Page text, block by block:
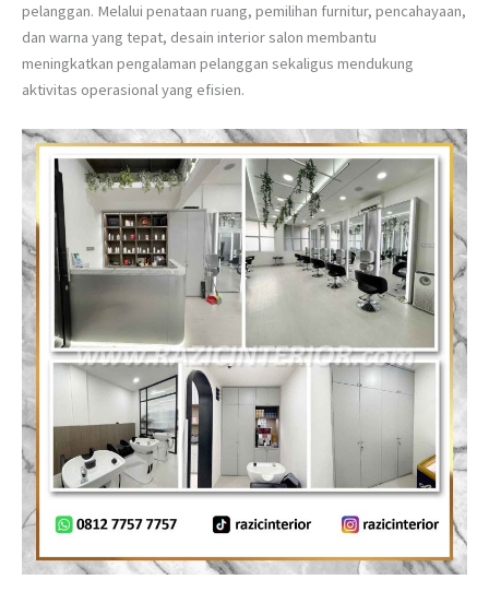
pelanggan. Melalui penataan ruang, pemilihan furnitur, pencahayaan,
dan warna yang tepat, desain interior salon membantu
meningkatkan pengalaman pelanggan sekaligus mendukung
aktivitas operasional yang efisien.